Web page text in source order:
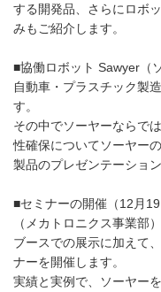
する開発品、さらにロボ
みもご紹介します。
■協働ロボット Sawyer（
自動車・プラスチック製
す。
その中でソーヤーならで
性確保についてソーヤー
製品のプレゼンテーショ
■セミナーの開催（12月
（メカトロニクス事業部）
ブースでの展示に加えて
ナーを開催します。
実績と実例で、ソーヤー